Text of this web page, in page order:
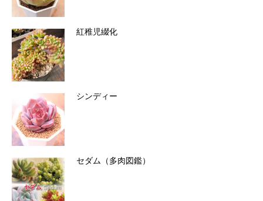
紅稚児綴化
シンディー
セダム（多肉図鑑）